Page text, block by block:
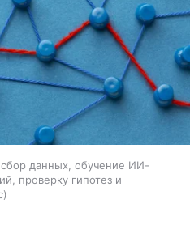
сбор данных, обучение ИИ-
проверку гипотез и